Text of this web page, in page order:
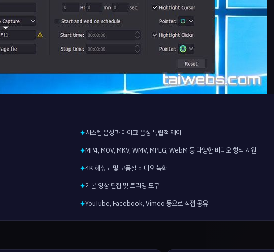
✦시스템 음성과 마이크 음성 독립적 제어
✦MP4, MOV, MKV, WMV, MPEG, WebM 등 다양한 비디오 형식 지원
✦4K 해상도 및 고품질 비디오 녹화
✦기본 영상 편집 및 트리밍 도구
✦YouTube, Facebook, Vimeo 등으로 직접 공유